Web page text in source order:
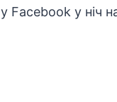
у Facebook у ніч